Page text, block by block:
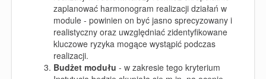
zaplanować harmonogram realizacji działań w
module - powinien on być jasno sprecyzowany i
realistyczny oraz uwzględniać zidentyfikowane
kluczowe ryzyka mogące wystąpić podczas
realizacji.
Budżet modułu - w zakresie tego kryterium